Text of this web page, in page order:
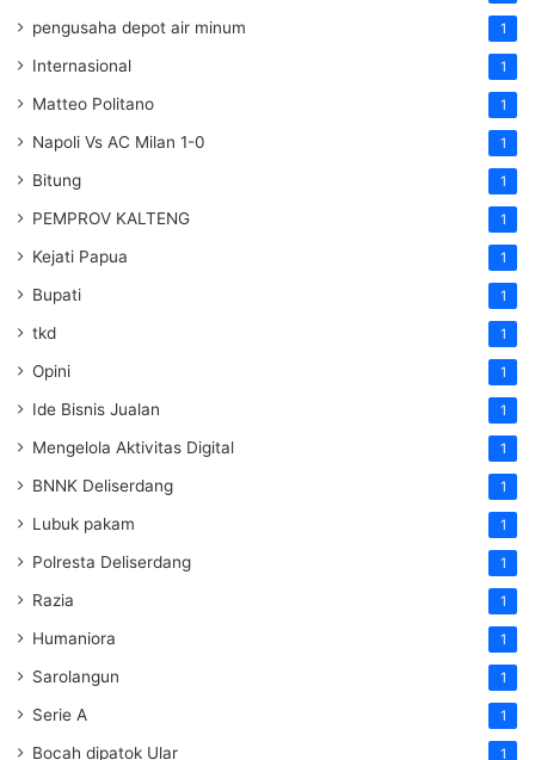
pengusaha depot air minum 1
Internasional 1
Matteo Politano 1
Napoli Vs AC Milan 1-0 1
Bitung 1
PEMPROV KALTENG 1
Kejati Papua 1
Bupati 1
tkd 1
Opini 1
Ide Bisnis Jualan 1
Mengelola Aktivitas Digital 1
BNNK Deliserdang 1
Lubuk pakam 1
Polresta Deliserdang 1
Razia 1
Humaniora 1
Sarolangun 1
Serie A 1
Bocah dipatok Ular 1